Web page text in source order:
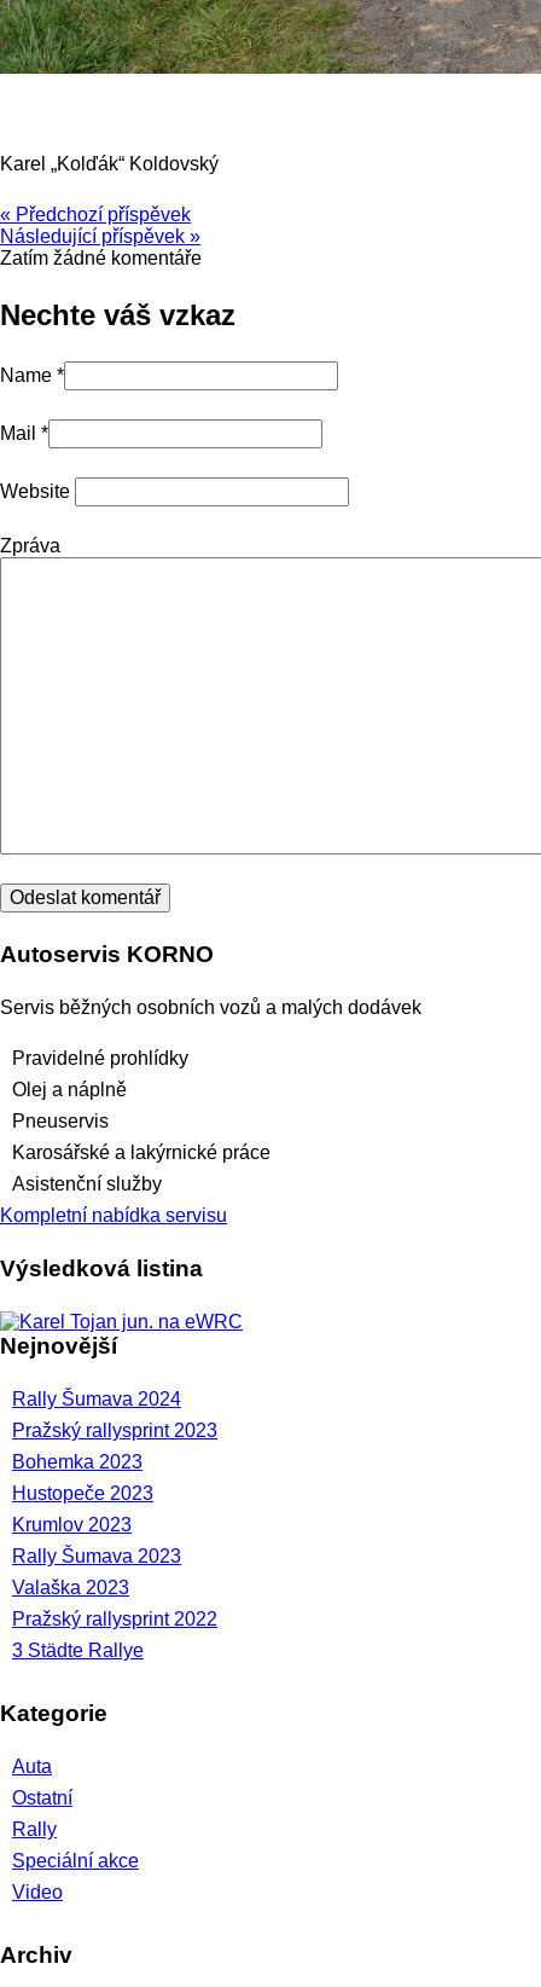
Karel „Kolďák“ Koldovský
« Předchozí příspěvek
Následující příspěvek »
Zatím žádné komentáře
Nechte váš vzkaz
Name *
Mail *
Website
Zpráva
Autoservis KORNO
Servis běžných osobních vozů a malých dodávek
Pravidelné prohlídky
Olej a náplně
Pneuservis
Karosářské a lakýrnické práce
Asistenční služby
Kompletní nabídka servisu
Výsledková listina
Nejnovější
Rally Šumava 2024
Pražský rallysprint 2023
Bohemka 2023
Hustopeče 2023
Krumlov 2023
Rally Šumava 2023
Valaška 2023
Pražský rallysprint 2022
3 Städte Rallye
Kategorie
Auta
Ostatní
Rally
Speciální akce
Video
Archiv